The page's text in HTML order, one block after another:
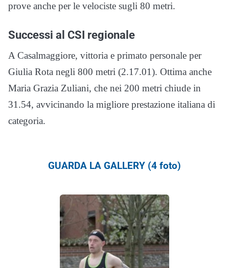
prove anche per le velociste sugli 80 metri.
Successi al CSI regionale
A Casalmaggiore, vittoria e primato personale per
Giulia Rota negli 800 metri (2.17.01). Ottima anche
Maria Grazia Zuliani, che nei 200 metri chiude in
31.54, avvicinando la migliore prestazione italiana di
categoria.
GUARDA LA GALLERY (4 foto)